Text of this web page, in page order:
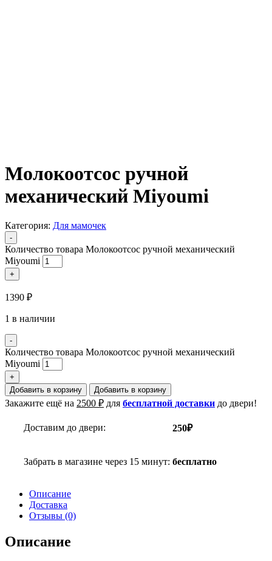
Молокоотсос ручной
механический Miyoumi
Категория: Для мамочек
-
Количество товара Молокоотсос ручной механический
Miyoumi
+
1390 ₽
1 в наличии
-
Количество товара Молокоотсос ручной механический
Miyoumi
+
Добавить в корзину
Добавить в корзину
Закажите ещё на 2500 ₽ для бесплатной доставки до двери!
Доставим до двери: 250₽
Забрать в магазине через 15 минут: бесплатно
Описание
Доставка
Отзывы (0)
Описание